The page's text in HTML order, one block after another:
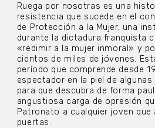
Ruega por nosotras es una
resistencia que sucede en el
de Protección a la Mujer, una
durante la dictadura franquista
«redimir a la mujer inmoral» y
cientos de miles de jóvenes.
período que comprende desde
espectador en la piel de
para que descubra de forma
angustiosa carga de opresión
Patronato a cualquier joven que
puertas.